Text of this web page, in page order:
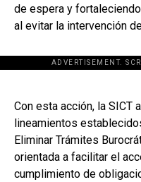
de espera y
al evitar la intervención
ADVERTISEMENT.
Con esta acción, la SICT
lineamientos
Eliminar Trámites
orientada a facilitar el
cumplimiento de